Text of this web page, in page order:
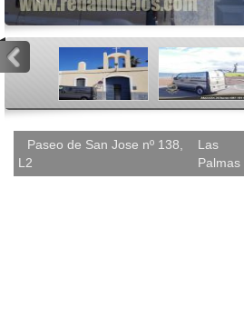
Paseo de San Jose nº 138,
L2
Las
Palmas